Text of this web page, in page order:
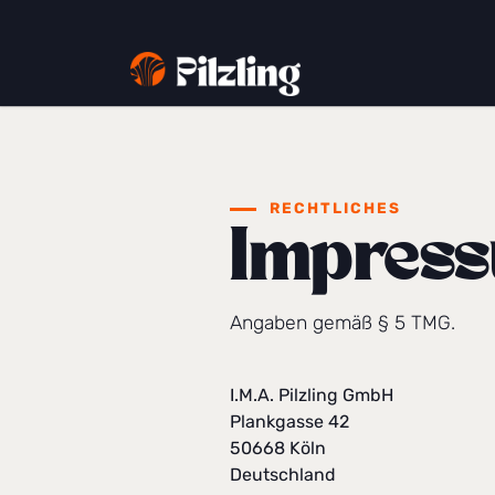
RECHTLICHES
Angaben gemäß § 5 TMG.
I.M.A. Pilzling GmbH
Plankgasse 42
50668 Köln
Deutschland